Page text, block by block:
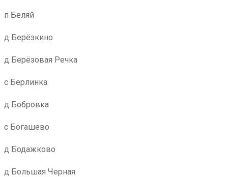
п Беляй
д Берёзкино
д Берёзовая Речка
с Берлинка
д Бобровка
с Богашево
д Бодажково
д Большая Черная